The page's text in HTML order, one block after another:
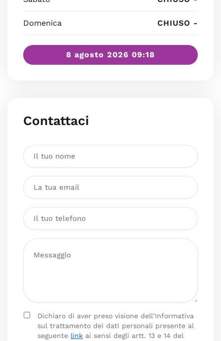
Domenica CHIUSO -
8 agosto 2026 09:18
Contattaci
Dichiaro di aver preso visione dell’Informativa
sul trattamento dei dati personali presente al
seguente link ai sensi degli artt. 13 e 14 del